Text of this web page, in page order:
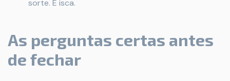
sorte. É isca.
As perguntas certas antes
de fechar